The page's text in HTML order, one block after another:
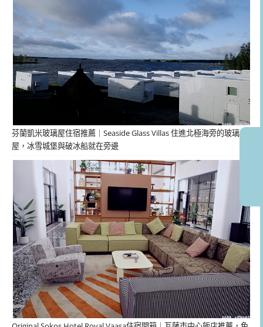
芬蘭凱米玻璃屋住宿推薦｜Seaside Glass Villas 住進北極海旁的玻璃
屋，冰雪城堡與破冰船就在旁邊